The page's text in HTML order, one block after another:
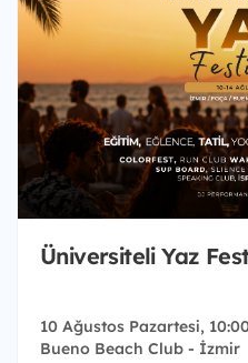
Üniversiteli Yaz
10 Ağustos Pazartesi,
Bueno Beach Club - İzmir